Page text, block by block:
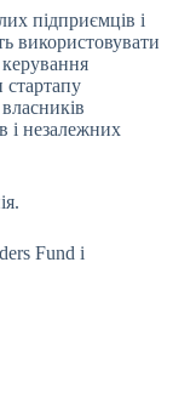
підприємців і
використовувати
стартапу
і незалежних
Fund і